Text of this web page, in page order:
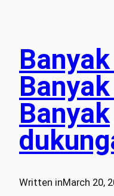
Banyak
Written inMarch 20,